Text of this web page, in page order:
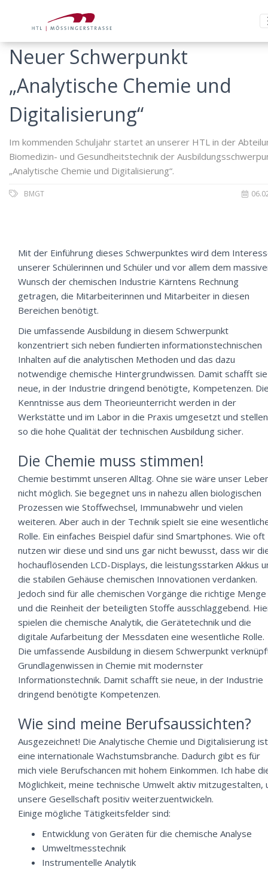
Neuer Schwerpunkt
„Analytische Chemie und
Digitalisierung“
Im kommenden Schuljahr startet an unserer HTL in der
Biomedizin- und Gesundheitstechnik der
„Analytische Chemie und Digitalisierung“.
BMGT
Mit der Einführung dieses Schwerpunktes wird dem
unserer Schülerinnen und Schüler und vor allem dem
Wunsch der chemischen Industrie Kärntens Rechnung
getragen, die Mitarbeiterinnen und Mitarbeiter in diesen
Bereichen benötigt.
Die umfassende Ausbildung in diesem Schwerpunkt
konzentriert sich neben fundierten informationstechnischen
Inhalten auf die analytischen Methoden und das dazu
notwendige chemische Hintergrundwissen. Damit schafft sie
neue, in der Industrie dringend benötigte, Kompetenzen.
Kenntnisse aus dem Theorieunterricht werden in der
Werkstätte und im Labor in die Praxis umgesetzt und stellen
so die hohe Qualität der technischen Ausbildung sicher.
Die Chemie muss stimmen!
Chemie bestimmt unseren Alltag. Ohne sie wäre unser
nicht möglich. Sie begegnet uns in nahezu allen biologischen
Prozessen wie Stoffwechsel, Immunabwehr und vielen
weiteren. Aber auch in der Technik spielt sie eine
Rolle. Ein einfaches Beispiel dafür sind Smartphones. Wie oft
nutzen wir diese und sind uns gar nicht bewusst, dass wir
hochauflösenden LCD-Displays, die leistungsstarken Akkus
die stabilen Gehäuse chemischen Innovationen verdanken.
Jedoch sind für alle chemischen Vorgänge die richtige Menge
und die Reinheit der beteiligten Stoffe ausschlaggebend.
spielen die chemische Analytik, die Gerätetechnik und die
digitale Aufarbeitung der Messdaten eine wesentliche Rolle.
Die umfassende Ausbildung in diesem Schwerpunkt
Grundlagenwissen in Chemie mit modernster
Informationstechnik. Damit schafft sie neue, in der Industrie
dringend benötigte Kompetenzen.
Wie sind meine Berufsaussichten?
Ausgezeichnet! Die Analytische Chemie und Digitalisierung ist
eine internationale Wachstumsbranche. Dadurch gibt es für
mich viele Berufschancen mit hohem Einkommen. Ich habe
Möglichkeit, meine technische Umwelt aktiv mitzugestalten,
unsere Gesellschaft positiv weiterzuentwickeln.
Einige mögliche Tätigkeitsfelder sind:
Entwicklung von Geräten für die chemische Analyse
Umweltmesstechnik
Instrumentelle Analytik